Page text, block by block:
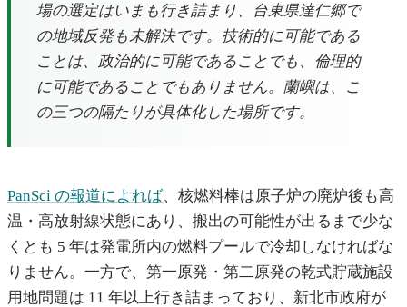
場の選定はいまも行き詰まり、台東県達仁郷で
の地域反発も未解決です。技術的に可能である
ことは、政治的に可能であることでも、倫理的
に可能であることでもありません。蘭嶼は、こ
の三つの隔たりが具体化した場所です。
PanSci の報道によれば、核燃料棒は原子炉の廃炉後も高
温・高放射線状態にあり、搬出の可能性が出るまで少な
くとも 5 年は発電所内の燃料プールで冷却しなければな
りません。一方で、第一原発・第二原発の乾式貯蔵施設
用地問題は 11 年以上行き詰まっており、新北市政府が